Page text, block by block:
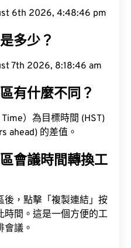
6th 2026, 4:48:47 pm
多少？
7th 2026, 8:18:47 am
有什麼不同？
）為目標時間 (HST)
ahead) 的差值。
會議時間轉換工
後，點擊「複製連結」按
時間。這是一個方便的工
議。